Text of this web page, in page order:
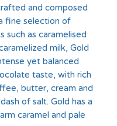
and composed
fine selection of
such as caramelised
milk, Gold
yet balanced
taste, with rich
butter, cream and
of salt. Gold has a
caramel and pale